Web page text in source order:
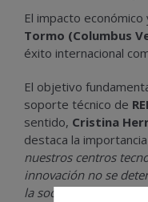
El impacto
Tormo (Columbus
éxito internacional
El objetivo
soporte técnico de
sentido, Cristina
destaca la
nuestros centros
innovación no se
la sociedad y